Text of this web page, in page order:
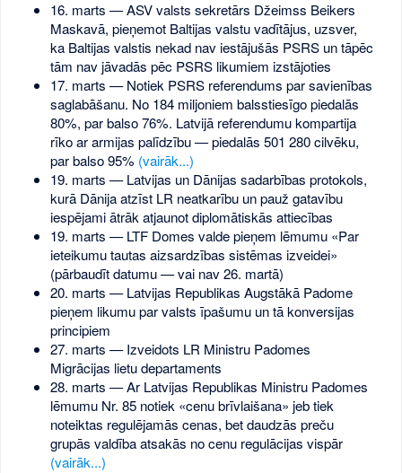
16. marts — ASV valsts sekretārs Džeimss Beikers
Maskavā, pieņemot Baltijas valstu vadītājus, uzsver,
ka Baltijas valstis nekad nav iestājušās PSRS un tāpēc
tām nav jāvadās pēc PSRS likumiem izstājoties
17. marts — Notiek PSRS referendums par savienības
saglabāšanu. No 184 miljoniem balsstiesīgo piedalās
80%, par balso 76%. Latvijā referendumu kompartija
rīko ar armijas palīdzību — piedalās 501 280 cilvēku,
par balso 95% (vairāk...)
19. marts — Latvijas un Dānijas sadarbības protokols,
kurā Dānija atzīst LR neatkarību un pauž gatavību
iespējami ātrāk atjaunot diplomātiskās attiecības
19. marts — LTF Domes valde pieņem lēmumu «Par
ieteikumu tautas aizsardzības sistēmas izveidei»
(pārbaudīt datumu — vai nav 26. martā)
20. marts — Latvijas Republikas Augstākā Padome
pieņem likumu par valsts īpašumu un tā konversijas
principiem
27. marts — Izveidots LR Ministru Padomes
Migrācijas lietu departaments
28. marts — Ar Latvijas Republikas Ministru Padomes
lēmumu Nr. 85 notiek «cenu brīvlaišana» jeb tiek
noteiktas regulējamās cenas, bet daudzās preču
grupās valdība atsakās no cenu regulācijas vispār
(vairāk...)